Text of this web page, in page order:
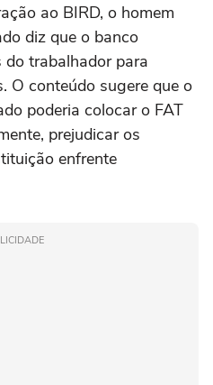
ao BIRD, o homem
diz que o banco
do trabalhador para
O conteúdo sugere que o
poderia colocar o FAT
prejudicar os
enfrente